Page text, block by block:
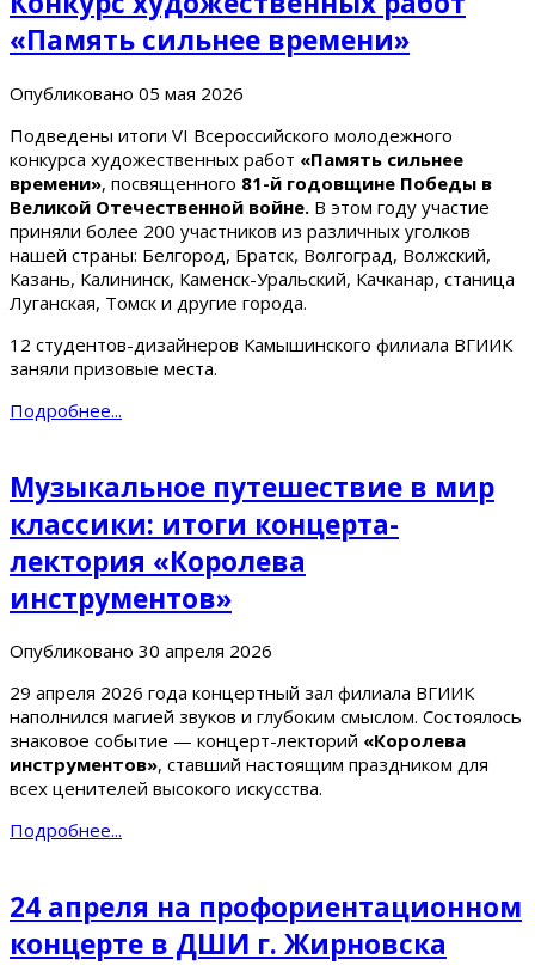
«Память сильнее времени»
Опубликовано 05 мая 2026
Подведены итоги VI Всероссийского молодежного
конкурса художественных работ «Память сильнее
времени», посвященного 81-й годовщине Победы в
Великой Отечественной войне. В этом году участие
приняли более 200 участников из различных уголков
нашей страны: Белгород, Братск, Волгоград, Волжский,
Казань, Калининск, Каменск-Уральский, Качканар, станица
Луганская, Томск и другие города.
12 студентов-дизайнеров Камышинского филиала ВГИИК
заняли призовые места.
Подробнее...
Музыкальное путешествие в мир
классики: итоги концерта-
лектория «Королева
инструментов»
Опубликовано 30 апреля 2026
29 апреля 2026 года концертный зал филиала ВГИИК
наполнился магией звуков и глубоким смыслом. Состоялось
знаковое событие — концерт-лекторий «Королева
инструментов», ставший настоящим праздником для
всех ценителей высокого искусства.
Подробнее...
24 апреля на профориентационном
концерте в ДШИ г. Жирновска